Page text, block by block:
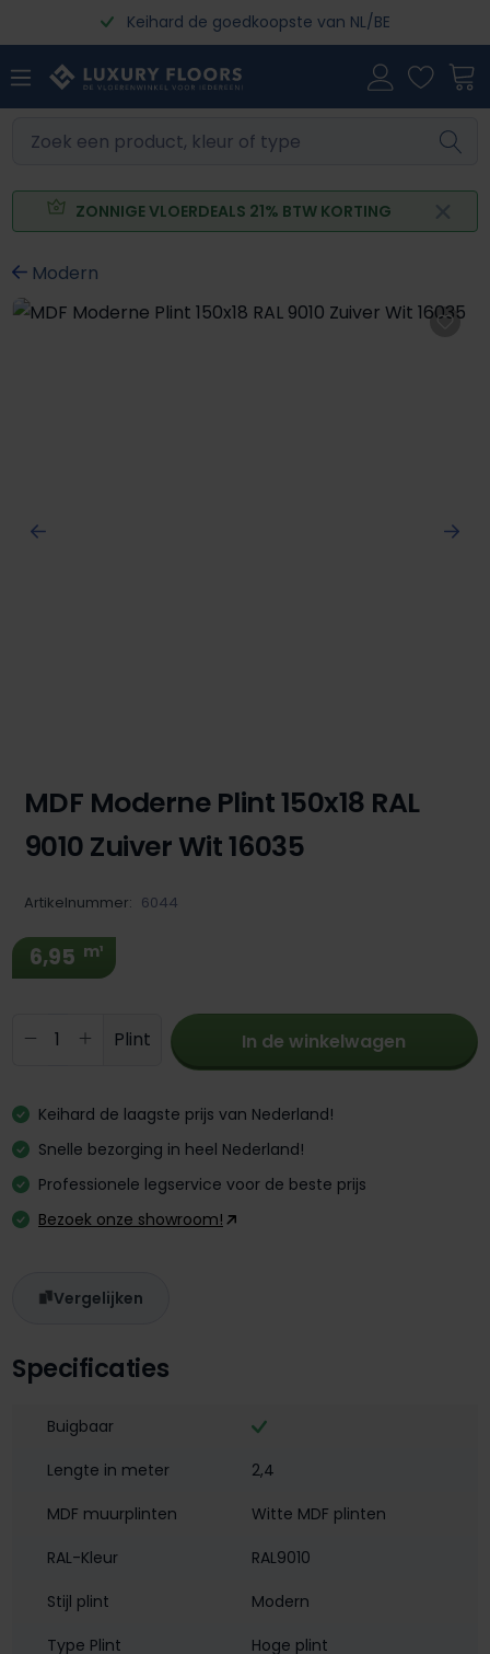
Ga naar de hoofdinhoudKeihard de goedkoopste van NL/BE
ZONNIGE VLOERDEALS 21% BTW KORTING
Modern
Afbeeldingengalerij overslaan
Specificaties
Buigbaar
Lengte in meter
2,4
MDF muurplinten
Witte MDF plinten
RAL-Kleur
RAL9010
Stijl plint
Modern
Type Plint
Hoge plint
MDF Moderne Plint 150x18 RAL
9010 Zuiver Wit 16035
Artikelnummer: 6044
6,95 m¹
Producthoeveelheid: Voer de
Plint In de winkelwagen
Keihard de laagste prijs van Nederland!
Snelle bezorging in heel Nederland!
Professionele legservice voor de beste prijs
Bezoek onze showroom!
Vergelijken